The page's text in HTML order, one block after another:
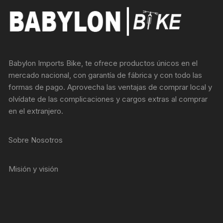
Babylon Imports Bike, te ofrece productos únicos en el
mercado nacional, con garantía de fábrica y con todo las
formas de pago. Aprovecha las ventajas de comprar local y
olvídate de las complicaciones y cargos extras al comprar
en el extranjero.
Sobre Nosotros
Misión y visión